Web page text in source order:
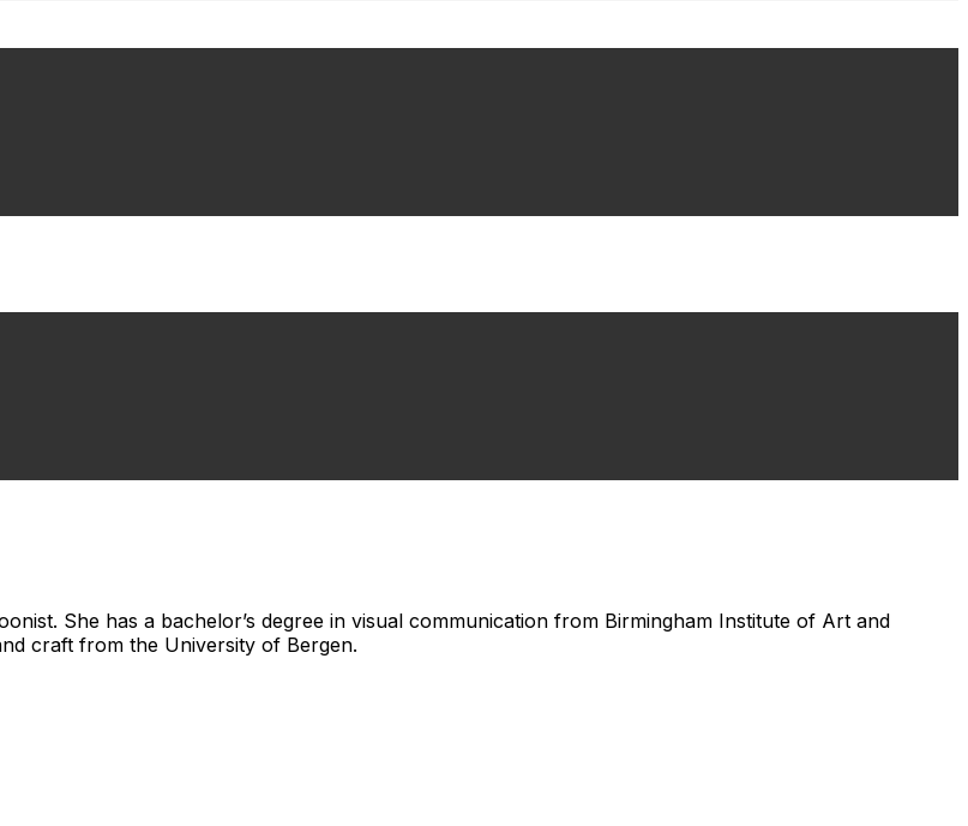
She has a bachelor’s degree in visual communication from Birmingham Institute of Art and
craft from the University of Bergen.